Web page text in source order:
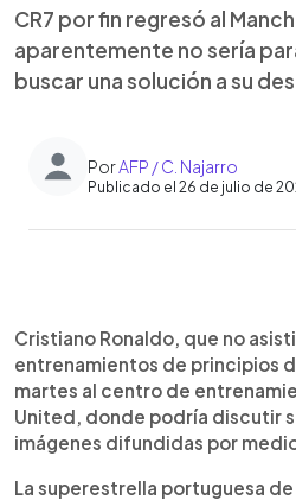
CR7 por fin regresó al
aparentemente no sería
buscar una solución a su
PorAFP / C. Najarro
Publicado el 26 de julio de
Escuchar artículo
Cristiano Ronaldo, que no
entrenamientos de principios
martes al centro de
United, donde podría discutir
imágenes difundidas por
La superestrella portuguesa